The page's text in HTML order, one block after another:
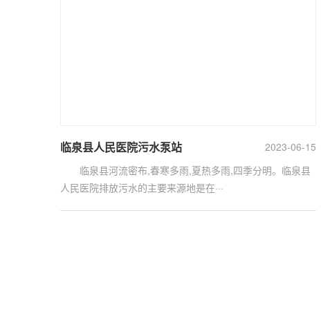
2023-06-15
临泉县人民医院污水泵站
临泉县河流密布,春寒多雨,夏热多雨,四季分明。临泉县
人民医院排放污水的主要来源地是在···